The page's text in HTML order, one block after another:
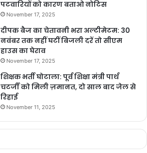
पटवारियों को कारण बताओ नोटिस
November 17, 2025
दीपक बैज का चेतावनी भरा अल्टीमेटम: 30
नवंबर तक नहीं घटीं बिजली दरें तो सीएम
हाउस का घेराव
November 17, 2025
शिक्षक भर्ती घोटाला: पूर्व शिक्षा मंत्री पार्थ
चटर्जी को मिली ज़मानत, दो साल बाद जेल से
रिहाई
November 11, 2025